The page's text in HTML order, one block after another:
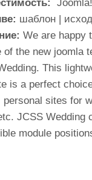
шаблон |
We are happy
of the new joomla
This
is a perfect
personal sites for
JCSS Wedding
module